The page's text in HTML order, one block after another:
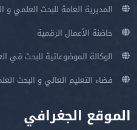
المديرية العامة للبحث العلمي و
حاضنة الأعمال الرقمية
الوكالة الموضوعاتية للبحث في
فضاء التعليم العالي و البحث
الموقع الجغرافي